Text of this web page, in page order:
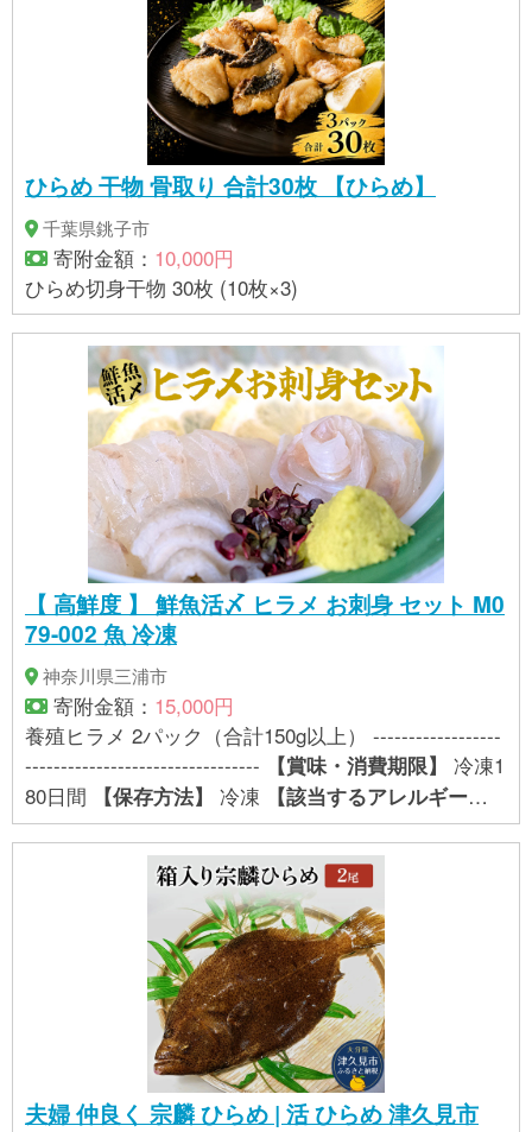
ひらめ 干物 骨取り 合計30枚 【ひらめ】
千葉県銚子市
寄附金額： 10,000円
ひらめ切身干物 30枚 (10枚×3)
【 高鮮度 】 鮮魚活〆 ヒラメ お刺身 セット M0
79-002 魚 冷凍
神奈川県三浦市
寄附金額： 15,000円
養殖ヒラメ 2パック（合計150g以上） ------------------
---------------------------------
【賞味・消費期限】
冷凍1
80日間
【保存方法】 冷凍
【該当するアレルギー特
定原材料等】特定原材料8品目および特定原材料に準
ずる20品目は使用していません。
夫婦 仲良く 宗麟 ひらめ | 活 ひらめ 津久見市